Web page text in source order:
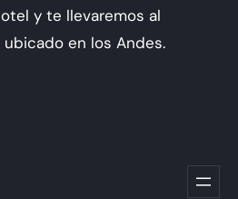
y te llevaremos al
en los Andes.